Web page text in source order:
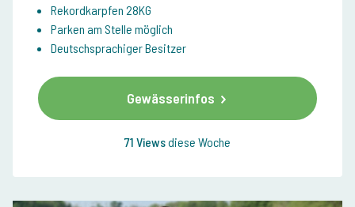
Rekordkarpfen 28KG
Parken am Stelle möglich
Deutschsprachiger Besitzer
Gewässerinfos
71 Viewsdiese Woche